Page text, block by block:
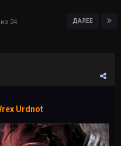
ДАЛЕЕ
24
Urdnot